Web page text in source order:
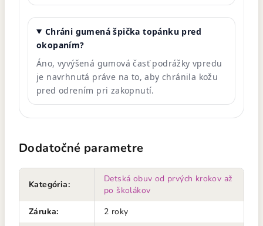
Chráni gumená špička topánku pred
okopaním?
Áno, vyvýšená gumová časť podrážky vpredu
je navrhnutá práve na to, aby chránila kožu
pred odrením pri zakopnutí.
Dodatočné parametre
Kategória:
Detská obuv od prvých krokov až
po školákov
Záruka:
2 roky